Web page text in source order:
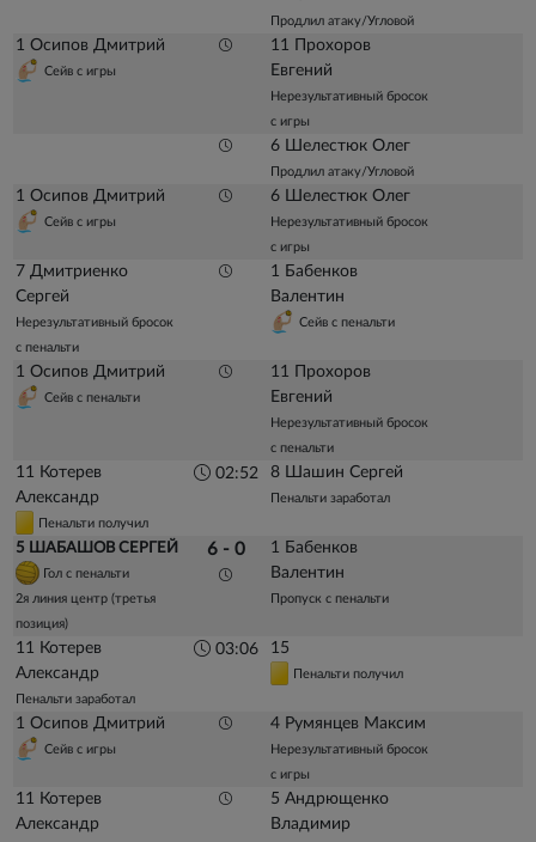
Продлил атаку/Угловой
1 Осипов Дмитрий
Сейв с игры
11 Прохоров
Евгений
Нерезультативный бросок
с игры
6 Шелестюк Олег
Продлил атаку/Угловой
1 Осипов Дмитрий
Сейв с игры
6 Шелестюк Олег
Нерезультативный бросок
с игры
7 Дмитриенко
Сергей
Нерезультативный бросок
с пенальти
1 Бабенков
Валентин
Сейв с пенальти
1 Осипов Дмитрий
Сейв с пенальти
11 Прохоров
Евгений
Нерезультативный бросок
с пенальти
11 Котерев
Александр
Пенальти получил
02:52 8 Шашин Сергей
Пенальти заработал
5 ШАБАШОВ СЕРГЕЙ
Гол с пенальти
2я линия центр (третья
позиция)
6 - 0
1 Бабенков
Валентин
Пропуск с пенальти
11 Котерев
Александр
Пенальти заработал
03:06 15
Пенальти получил
1 Осипов Дмитрий
Сейв с игры
4 Румянцев Максим
Нерезультативный бросок
с игры
11 Котерев
Александр
5 Андрющенко
Владимир